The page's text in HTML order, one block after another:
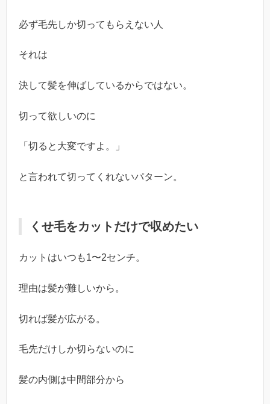
必ず毛先しか切ってもらえない人
それは
決して髪を伸ばしているからではない。
切って欲しいのに
「切ると大変ですよ。」
と言われて切ってくれないパターン。
くせ毛をカットだけで収めたい
カットはいつも1〜2センチ。
理由は髪が難しいから。
切れば髪が広がる。
毛先だけしか切らないのに
髪の内側は中間部分から